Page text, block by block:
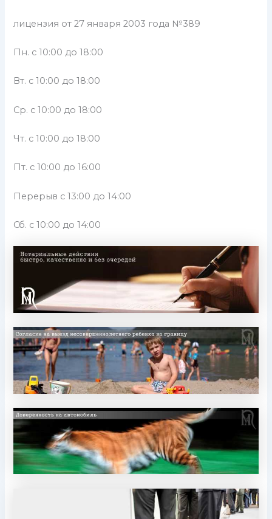
лицензия от 27 января 2003 года №389
Пн. с 10:00 до 18:00
Вт. с 10:00 до 18:00
Ср. с 10:00 до 18:00
Чт. с 10:00 до 18:00
Пт. с 10:00 до 16:00
Перерыв с 13:00 до 14:00
Сб. с 10:00 до 14:00